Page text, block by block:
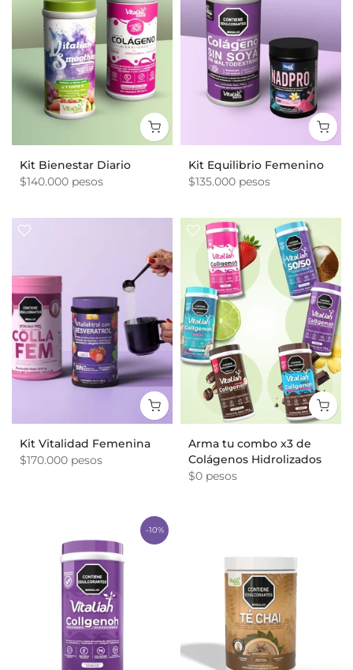
Kit Bienestar Diario
$140.000 pesos
Kit Equilibrio Femenino
$135.000 pesos
Kit Vitalidad Femenina
$170.000 pesos
Arma tu combo x3 de
Colágenos Hidrolizados
$0 pesos
-10%